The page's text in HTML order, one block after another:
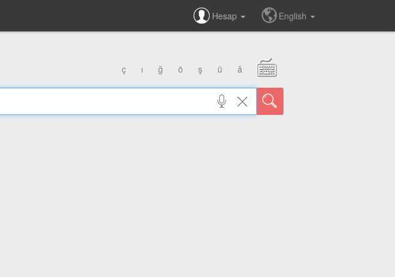
Hesap English
ç ı ğ ö ş ü â